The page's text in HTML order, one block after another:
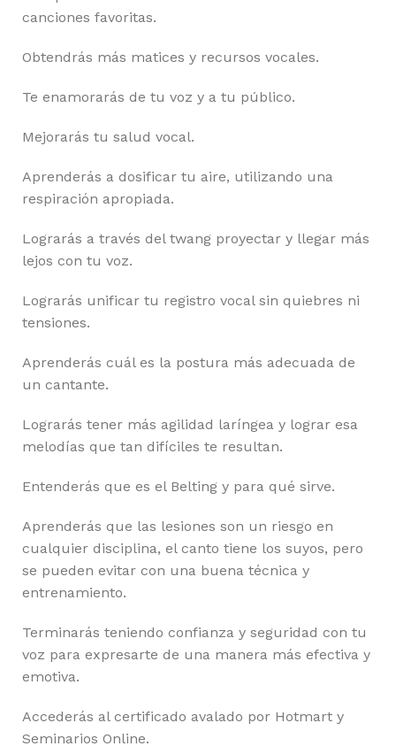
canciones favoritas.
Obtendrás más matices y recursos vocales.
Te enamorarás de tu voz y a tu público.
Mejorarás tu salud vocal.
Aprenderás a dosificar tu aire, utilizando una
respiración apropiada.
Lograrás a través del twang proyectar y llegar más
lejos con tu voz.
Lograrás unificar tu registro vocal sin quiebres ni
tensiones.
Aprenderás cuál es la postura más adecuada de
un cantante.
Lograrás tener más agilidad laríngea y lograr esa
melodías que tan difíciles te resultan.
Entenderás que es el Belting y para qué sirve.
Aprenderás que las lesiones son un riesgo en
cualquier disciplina, el canto tiene los suyos, pero
se pueden evitar con una buena técnica y
entrenamiento.
Terminarás teniendo confianza y seguridad con tu
voz para expresarte de una manera más efectiva y
emotiva.
Accederás al certificado avalado por Hotmart y
Seminarios Online.